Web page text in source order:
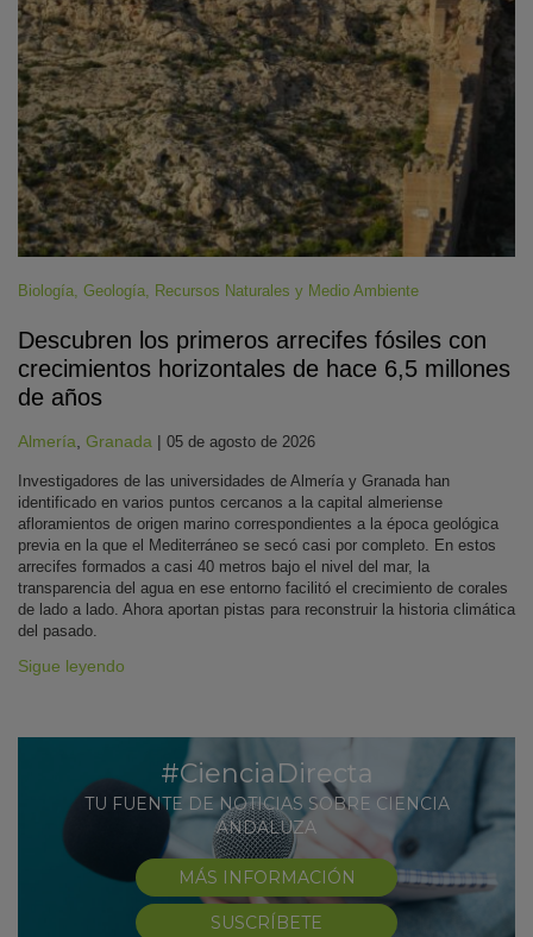
Biología, Geología, Recursos Naturales y Medio Ambiente
Descubren los primeros arrecifes fósiles con
crecimientos horizontales de hace 6,5 millones
de años
Almería, Granada | 05 de agosto de 2026
Investigadores de las universidades de Almería y Granada han
identificado en varios puntos cercanos a la capital almeriense
afloramientos de origen marino correspondientes a la época geológica
previa en la que el Mediterráneo se secó casi por completo. En estos
arrecifes formados a casi 40 metros bajo el nivel del mar, la
transparencia del agua en ese entorno facilitó el crecimiento de corales
de lado a lado. Ahora aportan pistas para reconstruir la historia climática
del pasado.
Sigue leyendo
#CienciaDirecta
TU FUENTE DE NOTICIAS SOBRE CIENCIA
ANDALUZA
MÁS INFORMACIÓN
SUSCRÍBETE